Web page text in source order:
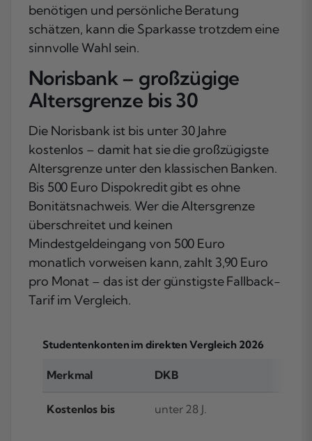
benötigen und persönliche Beratung
schätzen, kann die Sparkasse trotzdem eine
sinnvolle Wahl sein.
Norisbank – großzügige
Altersgrenze bis 30
Die Norisbank ist bis unter 30 Jahre
kostenlos – damit hat sie die großzügigste
Altersgrenze unter den klassischen Banken.
Bis 500 Euro Dispokredit gibt es ohne
Bonitätsnachweis. Wer die Altersgrenze
überschreitet und keinen
Mindestgeldeingang von 500 Euro
monatlich vorweisen kann, zahlt 3,90 Euro
pro Monat – das ist der günstigste Fallback-
Tarif im Vergleich.
Studentenkonten im direkten Vergleich 2026
Merkmal DKB
Kostenlos bis unter 28 J.